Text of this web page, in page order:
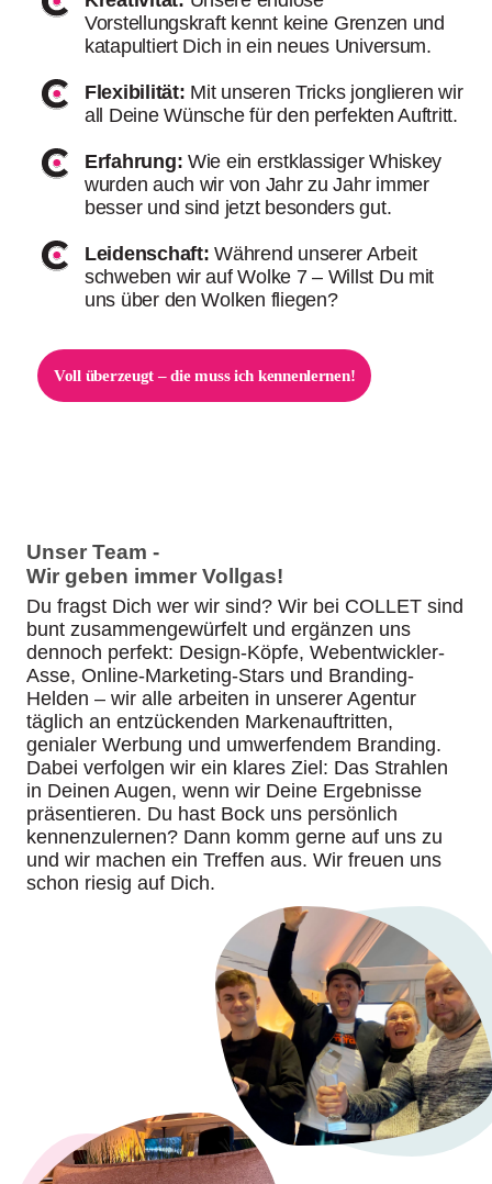
Vorstellungskraft kennt keine Grenzen und
katapultiert Dich in ein neues Universum.
Flexibilität: Mit unseren Tricks jonglieren wir
all Deine Wünsche für den perfekten Auftritt.
Erfahrung:Wie ein erstklassiger Whiskey
wurden auch wir von Jahr zu Jahr immer
besser und sind jetzt besonders gut.
Leidenschaft:Während unserer Arbeit
schweben wir auf Wolke 7 – Willst Du mit
uns über den Wolken fliegen?
Voll überzeugt – die muss ich kennenlernen!
Unser Team -
Wir geben immer Vollgas!
Du fragst Dich wer wir sind? Wir bei COLLET sind
bunt zusammengewürfelt und ergänzen uns
dennoch perfekt: Design-Köpfe, Webentwickler-
Asse, Online-Marketing-Stars und Branding-
Helden – wir alle arbeiten in unserer Agentur
täglich an entzückenden Markenauftritten,
genialer Werbung und umwerfendem Branding.
Dabei verfolgen wir ein klares Ziel: Das Strahlen
in Deinen Augen, wenn wir Deine Ergebnisse
präsentieren. Du hast Bock uns persönlich
kennenzulernen? Dann komm gerne auf uns zu
und wir machen ein Treffen aus. Wir freuen uns
schon riesig auf Dich.